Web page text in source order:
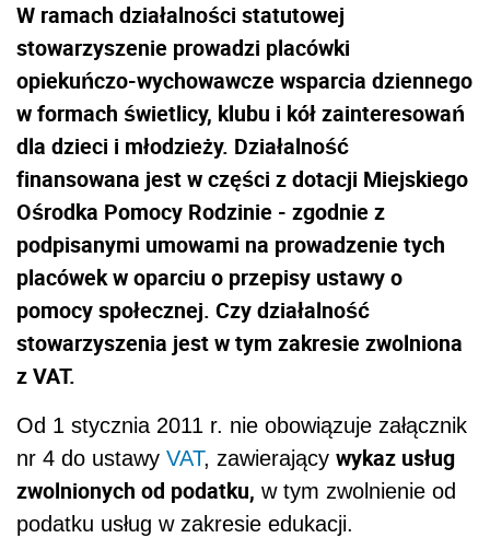
W ramach działalności statutowej
stowarzyszenie prowadzi placówki
opiekuńczo-wychowawcze wsparcia dziennego
w formach świetlicy, klubu i kół zainteresowań
dla dzieci i młodzieży. Działalność
finansowana jest w części z dotacji Miejskiego
Ośrodka Pomocy Rodzinie - zgodnie z
podpisanymi umowami na prowadzenie tych
placówek w oparciu o przepisy ustawy o
pomocy społecznej. Czy działalność
stowarzyszenia jest w tym zakresie zwolniona
z VAT.
Od 1 stycznia 2011 r. nie obowiązuje załącznik
nr 4 do ustawy VAT, zawierający wykaz usług
zwolnionych od podatku, w tym zwolnienie od
podatku usług w zakresie edukacji.